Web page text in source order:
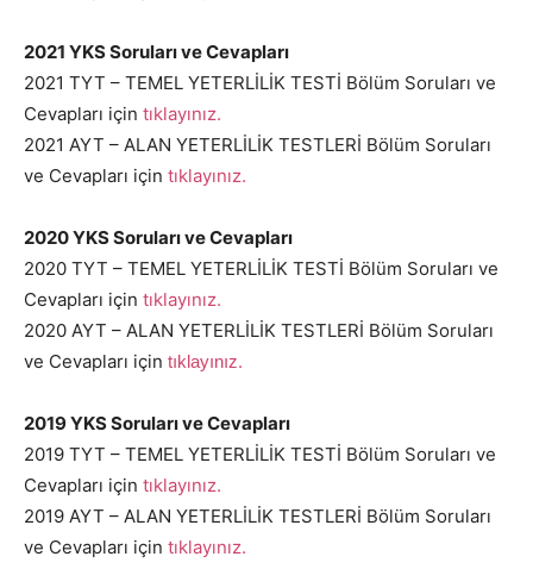
2021 YKS Soruları ve Cevapları
2021 TYT – TEMEL YETERLİLİK TESTİ Bölüm Soruları ve
Cevapları için tıklayınız.
2021 AYT – ALAN YETERLİLİK TESTLERİ Bölüm Soruları
ve Cevapları için tıklayınız.
2020 YKS Soruları ve Cevapları
2020 TYT – TEMEL YETERLİLİK TESTİ Bölüm Soruları ve
Cevapları için tıklayınız.
2020 AYT – ALAN YETERLİLİK TESTLERİ Bölüm Soruları
ve Cevapları için tıklayınız.
2019 YKS Soruları ve Cevapları
2019 TYT – TEMEL YETERLİLİK TESTİ Bölüm Soruları ve
Cevapları için tıklayınız.
2019 AYT – ALAN YETERLİLİK TESTLERİ Bölüm Soruları
ve Cevapları için tıklayınız.